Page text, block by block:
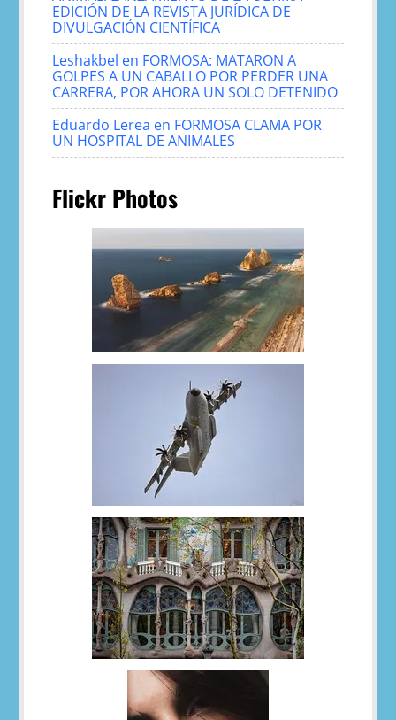
EDICIÓN DE LA REVISTA JURÍDICA DE
DIVULGACIÓN CIENTÍFICA
Leshakbel en FORMOSA: MATARON A
GOLPES A UN CABALLO POR PERDER UNA
CARRERA, POR AHORA UN SOLO DETENIDO
Eduardo Lerea en FORMOSA CLAMA POR
UN HOSPITAL DE ANIMALES
Flickr Photos